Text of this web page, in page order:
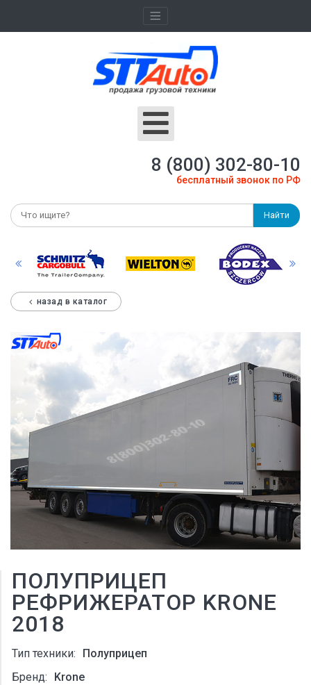
8 (800) 302-80-10
бесплатный звонок по РФ
Найти
назад в каталог
ПОЛУПРИЦЕП
РЕФРИЖЕРАТОР KRONE
2018
Тип техники:
Полуприцеп
Бренд:
Krone